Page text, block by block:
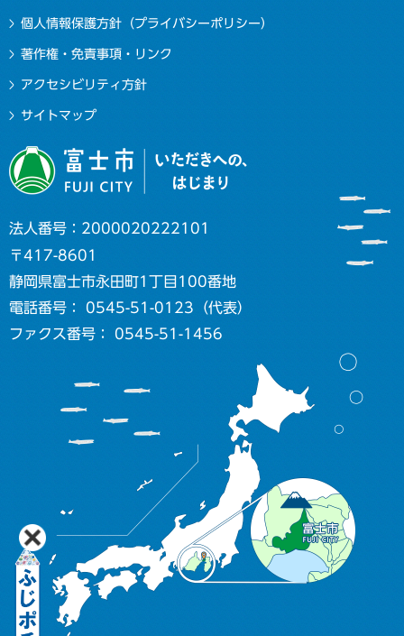
個人情報保護方針（プライバシーポリシー）
著作権・免責事項・リンク
アクセシビリティ方針
サイトマップ
法人番号：2000020222101
〒417-8601
静岡県富士市永田町1丁目100番地
電話番号： 0545-51-0123（代表）
ファクス番号： 0545-51-1456